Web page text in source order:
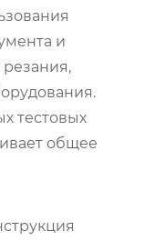
и
тестовых
общее